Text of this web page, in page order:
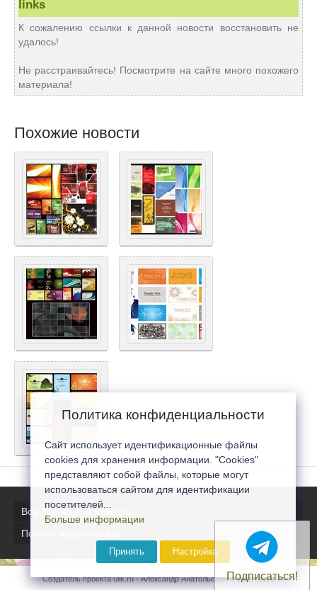
links
К сожалению ссылки к данной новости восстановить не
удалось!
Не расстраивайтесь! Посмотрите на сайте много похожего
материала!
Похожие новости
Все последние новости
Полная версия сайта
Создатель проекта 0lik.ru - Александр Анатольевич © 2007-2026
Подписаться!
Политика конфиденциальности
Сайт использует идентификационные файлы
cookies для хранения информации. "Cookies"
представляют собой файлы, которые могут
использоваться сайтом для идентификации
посетителей...
Больше информации
Принять Настройка